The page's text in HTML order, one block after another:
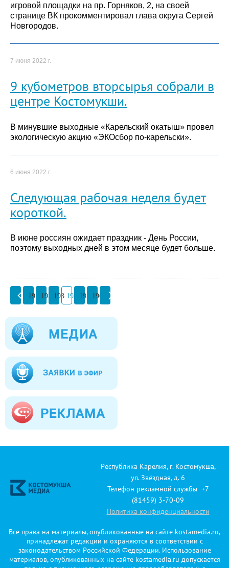
игровой площадки на пр. Горняков, 2, на своей
странице ВК прокомментировал глава округа Сергей
Новгородов.
7 июня 2022 г.
9 кубометров вторсырья собрали в
центре Костомукши.
В минувшие выходные «Карельский окатыш» провел
экологическую акцию «ЭКОсбор по-карельски».
6 июня 2022 г.
Следующая рабочая неделя будет
короткой.
В июне россиян ожидает праздник - День России,
поэтому выходных дней в этом месяце будет больше.
191 192 193 194 195 196
Республика Карелия, г. Костомукша,
ул. Звёздная, д. 6
Телефон рекламной службы +7
(81459) 3-70-09
Политика конфиденциальности
Все права на материалы, опубликованные на сайте kostamedia.ru,
принадлежат редакции и охраняются в соответствии с
законодательством Российской Федерации. Использование
материалов, опубликованных на сайте kostamedia.ru допускается